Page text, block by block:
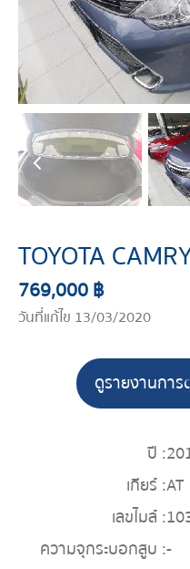
TOYOTA
769,000 ฿
วันที่แก้ไข 13/03/2020
ดูรายงานกา
ปี :
เกียร์ :AT
เลขไมล์ :
ความจุกระบอกสูบ :-